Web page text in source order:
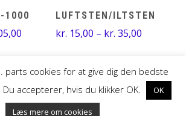
1000
Prisinterval:
kr. 405,00
LUFTSTEN/ILTSTEN
kr. 15,00 – kr. 35,00
kr. 35,00
AF MTH DESIGN
parts cookies for at give dig den bedste
accepterer, hvis du klikker OK.
OK
Læs mere om cookies